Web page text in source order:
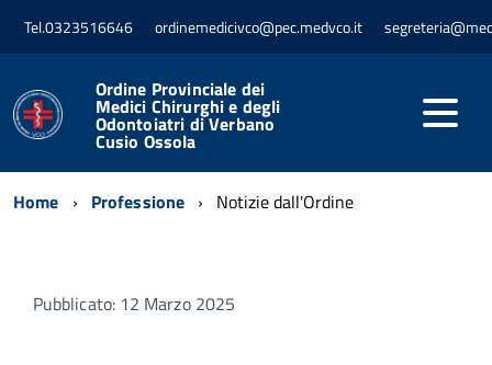
Tel.0323516646 ordinemedicivco@pec.medvco.it
Ordine Provinciale dei
Medici Chirurghi e degli
Odontoiatri di Verbano
Cusio Ossola
Home Professione Notizie dall'Ordine
Pubblicato: 12 Marzo 2025